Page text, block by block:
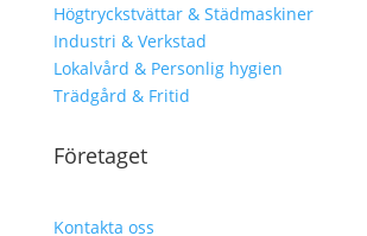
Högtryckstvättar & Städmaskiner
Industri & Verkstad
Lokalvård & Personlig hygien
Trädgård & Fritid
Företaget
Kontakta oss